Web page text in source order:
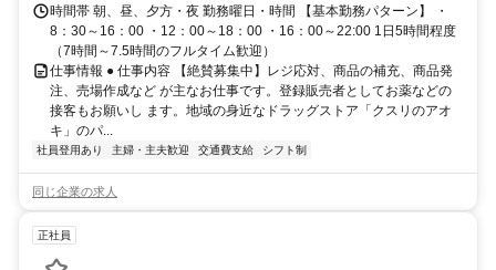
時間帯 朝、昼、夕方・夜 勤務曜日・時間 【基本勤務パターン】 ・
8：30～16：00 ・12：00～18：00 ・16：00～22:00 1日5時間程度
（7時間～7.5時間のフルタイム歓迎）
仕事情報 ● 仕事内容 【絶賛募集中】レジ応対、商品の補充、商品発
注、売場作成など が主なお仕事です。登録販売者としてお薬などの
接客もお願いし ます。地域の身近なドラッグストア「クスリのアオ
キ」のパ...
社員登用あり 主婦・主夫歓迎 交通費支給 シフト制
同じ企業の求人
正社員